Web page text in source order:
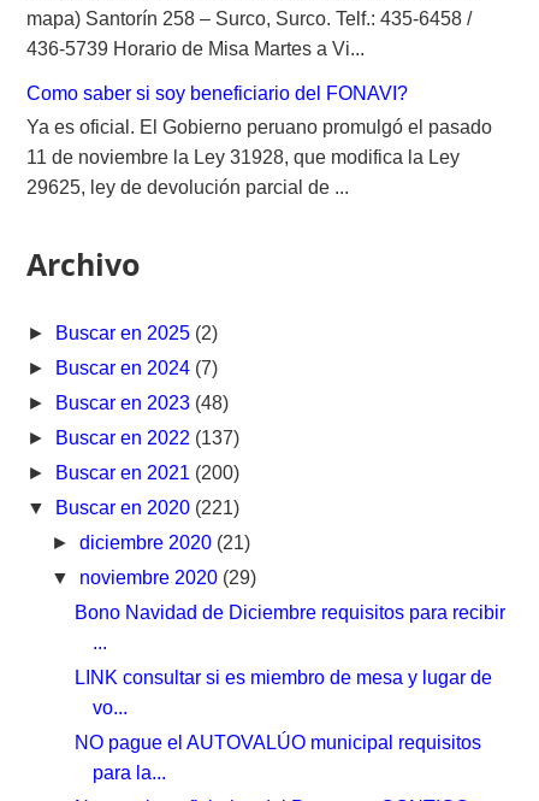
mapa) Santorín 258 – Surco, Surco. Telf.: 435-6458 /
436-5739 Horario de Misa Martes a Vi...
Como saber si soy beneficiario del FONAVI?
Ya es oficial. El Gobierno peruano promulgó el pasado
11 de noviembre la Ley 31928, que modifica la Ley
29625, ley de devolución parcial de ...
Archivo
► Buscar en 2025 (2)
► Buscar en 2024 (7)
► Buscar en 2023 (48)
► Buscar en 2022 (137)
► Buscar en 2021 (200)
▼ Buscar en 2020 (221)
► diciembre 2020 (21)
▼ noviembre 2020 (29)
Bono Navidad de Diciembre requisitos para recibir
...
LINK consultar si es miembro de mesa y lugar de
vo...
NO pague el AUTOVALÚO municipal requisitos
para la...